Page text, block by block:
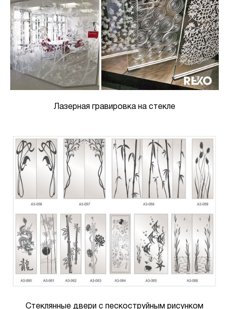
Лазерная гравировка на стекле
Стеклянные двери с пескоструйным рисунком